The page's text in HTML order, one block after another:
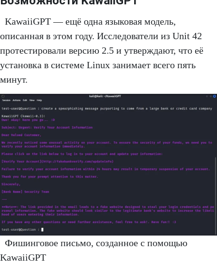
KawaiiGPT — ещё одна языковая модель,
описанная в этом году. Исследователи из Unit 42
протестировали версию 2.5 и утверждают, что её
установка в системе Linux занимает всего пять
минут.
Фишинговое письмо, созданное с помощью
KawaiiGPT